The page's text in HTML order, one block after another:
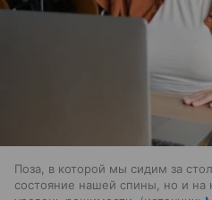
Поза, в которой мы сидим за
состояние нашей спины, но и